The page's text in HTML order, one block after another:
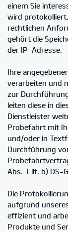
einem Sie
wird
rechtlichen
gehört die
der IP-Adresse.
Ihre
verarbeiten und
zur
leiten diese in
Dienstleister
Probefahrt mit
und/oder in
Durchführung
Abs. 1 lit. b) DS-
Die
aufgrund
effizient und
Produkte und